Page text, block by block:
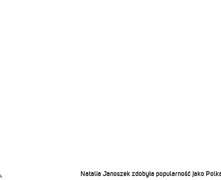
Natalia Janoszek zdobyła popularność jako